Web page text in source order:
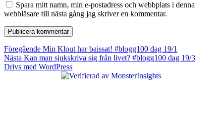
Spara mitt namn, min e-postadress och webbplats i denna
webbläsare till nästa gång jag skriver en kommentar.
Inläggsnavigering
Föregående Föregående
inlägg:
Min Klout har baissat! #blogg100 dag 19/1
Nästa Nästa
inlägg:
Kan man sjukskriva sig från livet? #blogg100 dag 19/3
Drivs med WordPress